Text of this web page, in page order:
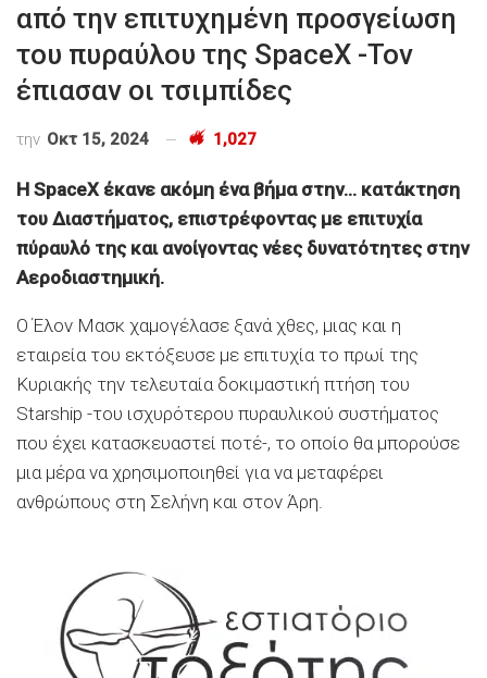
από την επιτυχημένη προσγείωση
του πυραύλου της SpaceX -Τον
έπιασαν οι τσιμπίδες
την Οκτ 15, 2024 1,027
Η SpaceX έκανε ακόμη ένα βήμα στην… κατάκτηση
του Διαστήματος, επιστρέφοντας με επιτυχία
πύραυλό της και ανοίγοντας νέες δυνατότητες στην
Αεροδιαστημική.
Ο Έλον Μασκ χαμογέλασε ξανά χθες, μιας και η
εταιρεία του εκτόξευσε με επιτυχία το πρωί της
Κυριακής την τελευταία δοκιμαστική πτήση του
Starship -του ισχυρότερου πυραυλικού συστήματος
που έχει κατασκευαστεί ποτέ-, το οποίο θα μπορούσε
μια μέρα να χρησιμοποιηθεί για να μεταφέρει
ανθρώπους στη Σελήνη και στον Άρη.